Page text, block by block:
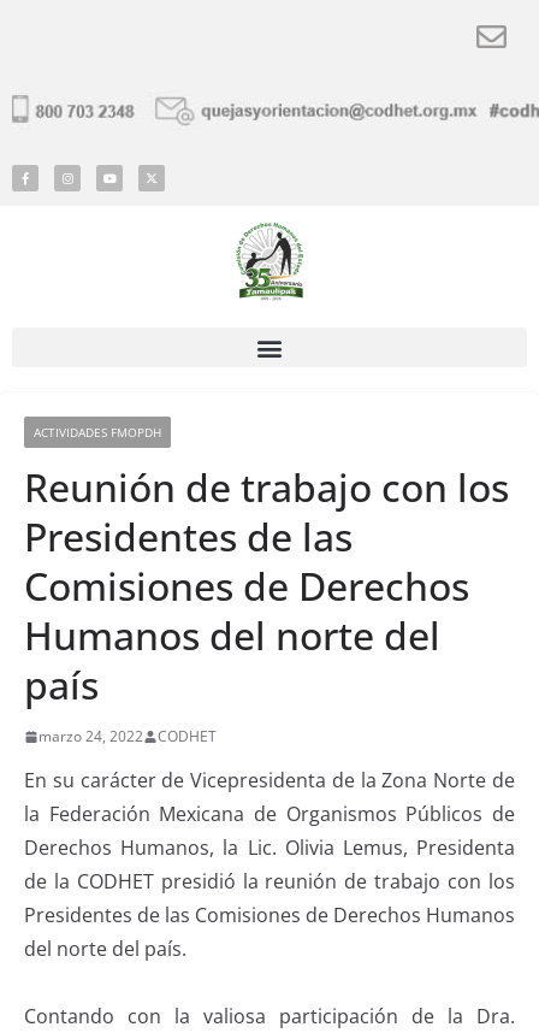
ACTIVIDADES FMOPDH
Reunión de trabajo con los
Presidentes de las
Comisiones de Derechos
Humanos del norte del
país
marzo 24, 2022 CODHET
En su carácter de Vicepresidenta de la Zona Norte de
la Federación Mexicana de Organismos Públicos de
Derechos Humanos, la Lic. Olivia Lemus, Presidenta
de la CODHET presidió la reunión de trabajo con los
Presidentes de las Comisiones de Derechos Humanos
del norte del país.
Contando con la valiosa participación de la Dra.